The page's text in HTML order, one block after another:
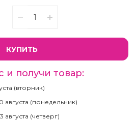
КУПИТЬ
и получи товар:
(вторник)
августа (понедельник)
августа (четверг)